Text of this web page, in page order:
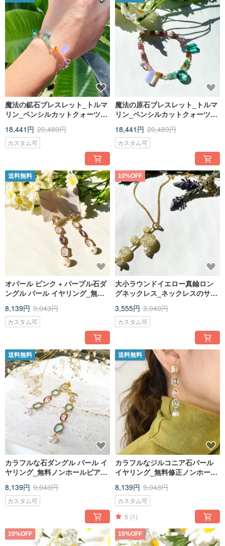
魔法の鉱石ブレスレット_トルマ
リン_ペンシルカットクォーツ_
ル_ハートカットムーンストーン
18,441円 20,489円
カスタム可
魔法の原石ブレスレット_トルマ
リン_ペンシルカットクォーツ_
ハートカットムーンストーン
18,441円 20,489円
カスタム可
送料無料
オパール ピンク + パープル石ダ
ングル パール イヤリング_無料
8,139円 9,043円
カスタム可
10%OFF
大小ラウンドイエロー真鍮ロン
グネックレス_ネックレスのサイ
3,555円 3,949円
カスタム可
送料無料
カラフルな石ダングル パール イ
ヤリング_無料ノンホールピアス
8,139円 9,043円
カスタム可
送料無料
カラフルなジルコニア石パール
イヤリング_無料修正ノンホール
8,139円 9,043円
カスタム可
5 (1)
10%OFF 10%OFF